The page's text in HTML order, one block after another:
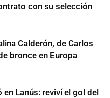
con su selección
Calderón, de Carlos
bronce en Europa
Lanús: reviví el gol del